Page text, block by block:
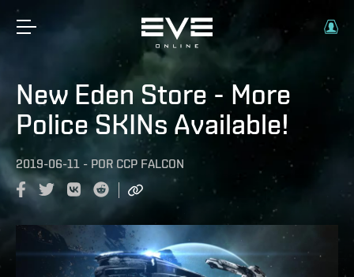
New Eden Store - More
Police SKINs Available!
2019-06-11 - POR CCP FALCON